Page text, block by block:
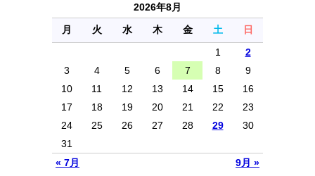
2026年8月
月
火 水 木 金 土 日
« 7月 9月 »
1
2
3
4 5 6 7 8
9
10
11 12 13 14 15
16
17
18 19 20 21 22
23
24
25 26 27 28 29
30
31